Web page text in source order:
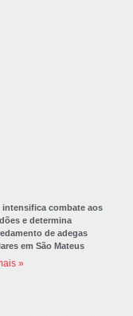
intensifica combate aos
e determina
de adegas
em São Mateus
»